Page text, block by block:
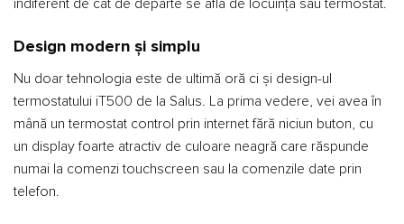
indiferent de cât de departe se află de locuință sau termostat.
Design modern și simplu
Nu doar tehnologia este de ultimă oră ci și design-ul
termostatului iT500 de la Salus. La prima vedere, vei avea în
mână un termostat control prin internet fără niciun buton, cu
un display foarte atractiv de culoare neagră care răspunde
numai la comenzi touchscreen sau la comenzile date prin
telefon.